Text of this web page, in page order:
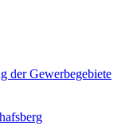
der Gewerbegebiete